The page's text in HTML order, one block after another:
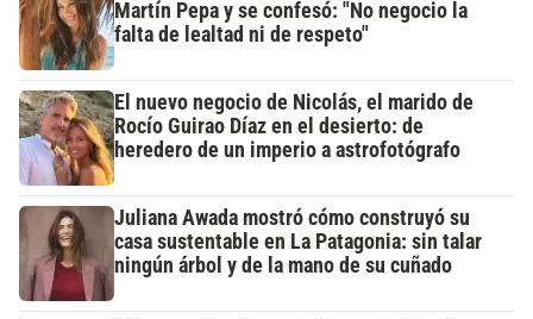
Martín Pepa y se confesó: "No negocio la
falta de lealtad ni de respeto"
El nuevo negocio de Nicolás, el marido de
Rocío Guirao Díaz en el desierto: de
heredero de un imperio a astrofotógrafo
Juliana Awada mostró cómo construyó su
casa sustentable en La Patagonia: sin talar
ningún árbol y de la mano de su cuñado